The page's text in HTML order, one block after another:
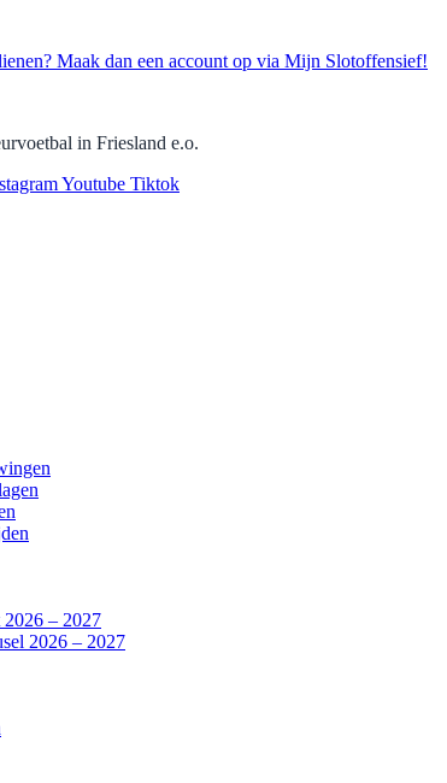
Maak dan een account op via Mijn Slotoffensief!
in Friesland e.o.
Youtube Tiktok
2026 – 2027
2026 – 2027